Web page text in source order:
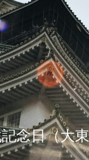
念日（大